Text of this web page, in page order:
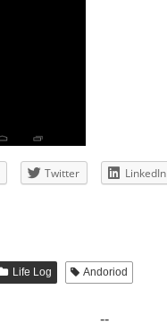
Twitter LinkedIn
Life Log Andoriod
--